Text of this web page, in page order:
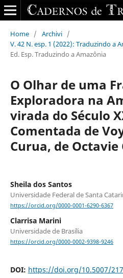
Home / Archivi /
V. 42 N. esp. 1 (2022): Traduzindo a
Ed. Esp. Traduzindo a Amazônia
O Olhar de uma
Exploradora na
virada do Século
Comentada de
Curua, de Octavie
Sheila dos Santos
Universidade Federal de Santa
https://orcid.org/0000-0001-6290-6367
Clarrisa Marini
Universidade de Brasília
https://orcid.org/0000-0002-9398-9246
DOI: https://doi.org/10.5007/